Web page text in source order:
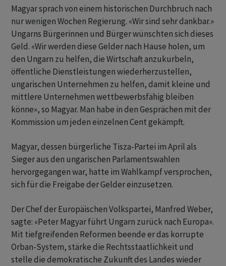
Magyar sprach von einem historischen Durchbruch nach
nur wenigen Wochen Regierung. «Wir sind sehr dankbar.»
Ungarns Bürgerinnen und Bürger wünschten sich dieses
Geld. «Wir werden diese Gelder nach Hause holen, um
den Ungarn zu helfen, die Wirtschaft anzukurbeln,
öffentliche Dienstleistungen wiederherzustellen,
ungarischen Unternehmen zu helfen, damit kleine und
mittlere Unternehmen wettbewerbsfähig bleiben
könne», so Magyar. Man habe in den Gesprächen mit der
Kommission um jeden einzelnen Cent gekämpft.
Magyar, dessen bürgerliche Tisza-Partei im April als
Sieger aus den ungarischen Parlamentswahlen
hervorgegangen war, hatte im Wahlkampf versprochen,
sich für die Freigabe der Gelder einzusetzen.
Der Chef der Europäischen Volkspartei, Manfred Weber,
sagte: «Peter Magyar führt Ungarn zurück nach Europa».
Mit tiefgreifenden Reformen beende er das korrupte
Orban-System, stärke die Rechtsstaatlichkeit und
stelle die demokratische Zukunft des Landes wieder